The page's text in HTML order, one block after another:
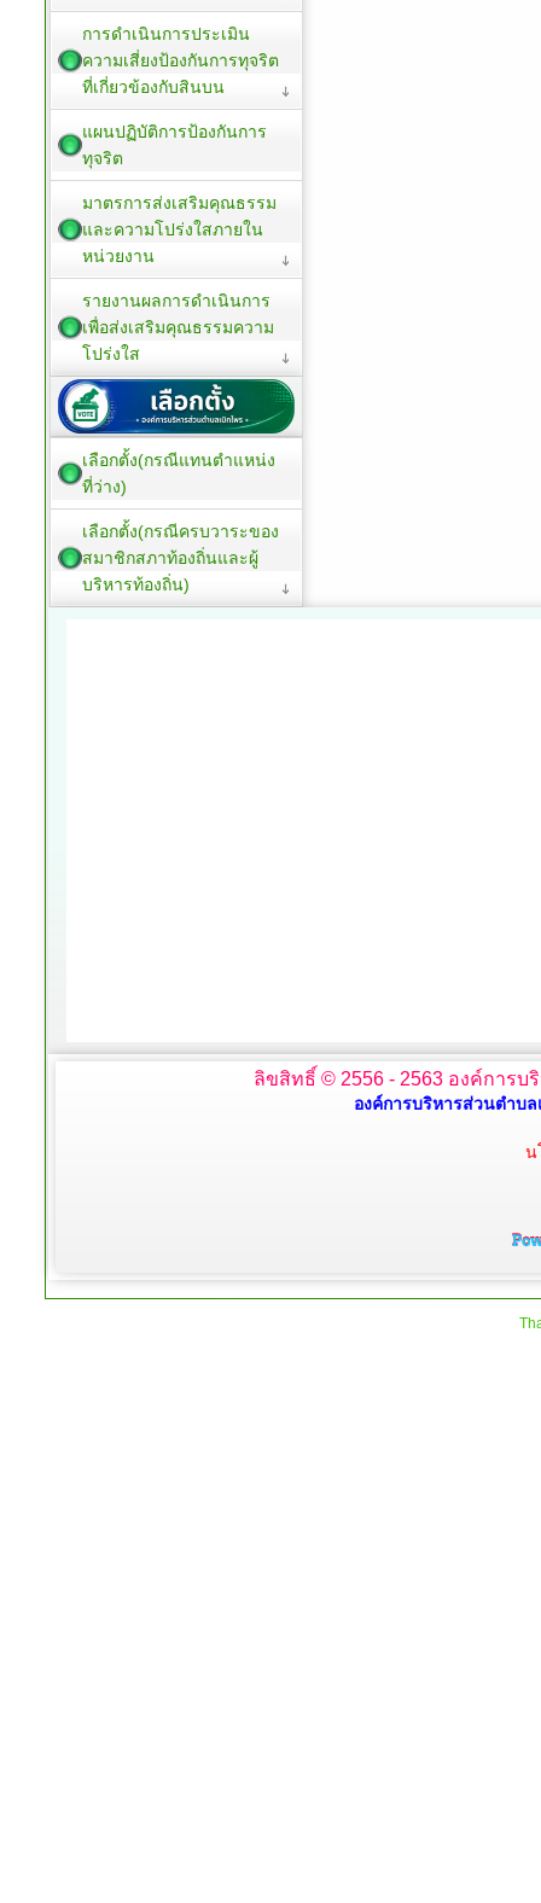
การดำเนินการประเมิน
ความเสี่ยงป้องกันการทุจริต
ที่เกี่ยวข้องกับสินบน
แผนปฏิบัติการป้องกันการ
ทุจริต
มาตรการส่งเสริมคุณธรรม
และความโปร่งใสภายใน
หน่วยงาน
รายงานผลการดำเนินการ
เพื่อส่งเสริมคุณธรรมความ
โปร่งใส
เลือกตั้ง(กรณีแทนตำแหน่ง
ที่ว่าง)
เลือกตั้ง(กรณีครบวาระของ
สมาชิกสภาท้องถิ่นและผู้
บริหารท้องถิ่น)
ลิขสิทธิ์ © 2556 - 2563 องค์การบ
องค์การบริหารส่วนตำบล
น